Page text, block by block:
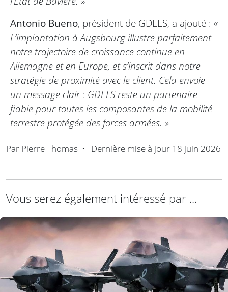
Antonio Bueno, président de GDELS, a ajouté : «
L’implantation à Augsbourg illustre parfaitement
notre trajectoire de croissance continue en
Allemagne et en Europe, et s’inscrit dans notre
stratégie de proximité avec le client. Cela envoie
un message clair : GDELS reste un partenaire
fiable pour toutes les composantes de la mobilité
terrestre protégée des forces armées. »
Par Pierre Thomas • Dernière mise à jour 18 juin 2026
Vous serez également intéressé par ...